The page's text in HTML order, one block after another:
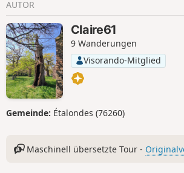
AUTOR
Claire61
9 Wanderungen
Visorando-Mitglied
Gemeinde: Étalondes (76260)
Maschinell übersetzte Tour -